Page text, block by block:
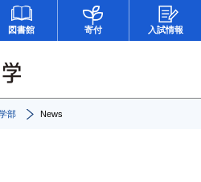
図書館 寄付 入試情報
部 News